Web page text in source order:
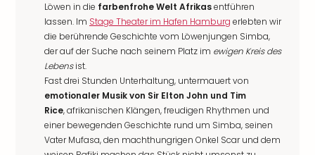
Löwen in die farbenfrohe Welt Afrikasentführen
lassen. Im Stage Theater im Hafen Hamburg erlebten wir
die berührende Geschichte vom Löwenjungen Simba,
der auf der Suche nach seinem Platz im ewigen Kreis des
Lebensist.
Fast drei Stunden Unterhaltung, untermauert von
emotionaler Musik von Sir Elton John und Tim
Rice, afrikanischen Klängen, freudigen Rhythmen und
einer bewegenden Geschichte rund um Simba, seinen
Vater Mufasa, den machthungrigen Onkel Scar und dem